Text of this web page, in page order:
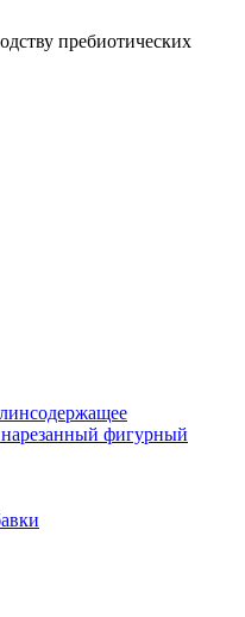
пребиотических
фигурный